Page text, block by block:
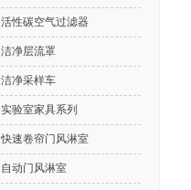
活性碳空气过滤器
洁净层流罩
洁净采样车
实验室家具系列
快速卷帘门风淋室
自动门风淋室